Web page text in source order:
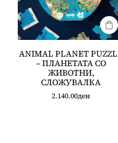
ANIMAL PLANET
– ПЛАНЕТАТА СО
ЖИВОТНИ,
СЛОЖУВАЛКА
2.140.00ден